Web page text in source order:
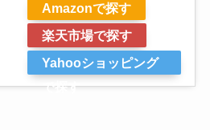
Amazonで探す
楽天市場で探す
Yahooショッピング
で探す